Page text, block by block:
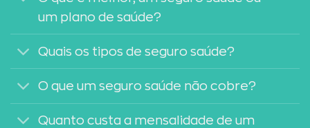
um plano de saúde?
Quais os tipos de seguro saúde?
O que um seguro saúde não cobre?
Quanto custa a mensalidade de um